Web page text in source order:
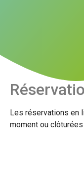
Les réservations en
moment ou